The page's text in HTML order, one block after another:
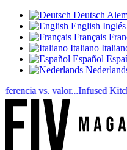
Deutsch
English Inglés
Français
Italiano
Español
vs. valor...Infused Kitchen